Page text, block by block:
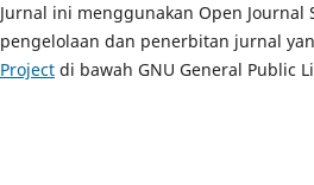
Jurnal ini menggunakan Open
pengelolaan dan penerbitan jurnal
Project di bawah GNU General Public